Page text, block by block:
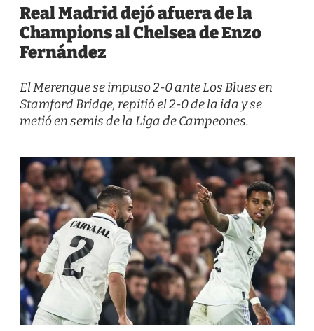
Real Madrid dejó afuera de la
Champions al Chelsea de Enzo
Fernández
El Merengue se impuso 2-0 ante Los Blues en
Stamford Bridge, repitió el 2-0 de la ida y se
metió en semis de la Liga de Campeones.